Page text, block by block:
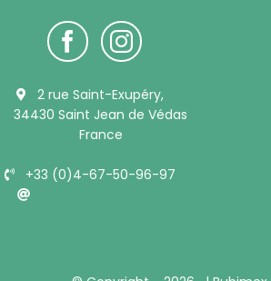
2 rue Saint-Exupéry,
34430 Saint Jean de Védas
France
+33 (0)4-67-50-96-97